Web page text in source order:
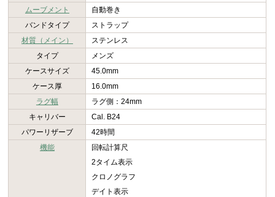
ムーブメント
自動巻き
バンドタイプ
ストラップ
材質（メイン）
ステンレス
タイプ
メンズ
ケースサイズ
45.0mm
ケース厚
16.0mm
ラグ幅
ラグ側：24mm
キャリバー
Cal. B24
パワーリザーブ
42時間
機能
回転計算尺
2タイム表示
クロノグラフ
デイト表示